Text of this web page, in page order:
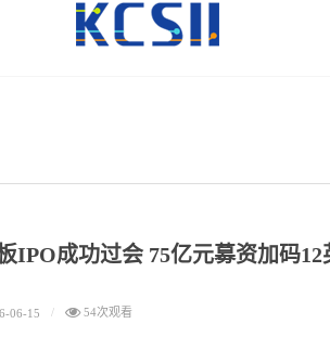
IPO成功过会 75亿元募资加码12
06-15 54次观看